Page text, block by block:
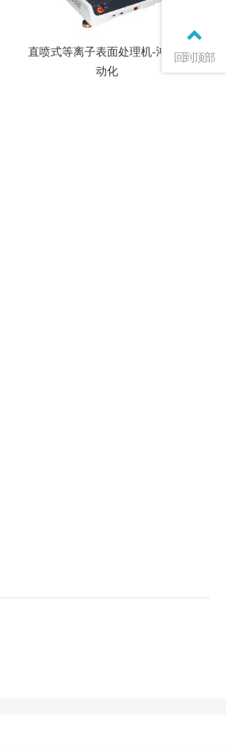
直喷式等离子表面处理机-鸿展自
动化
回到顶部